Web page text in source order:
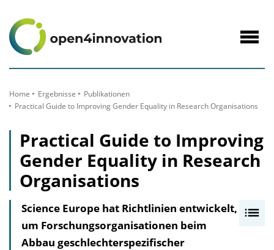
Inhalt
Home Ergebnisse
Publikationen
Practical Guide to Improving Gender Equality in Research Organisations
Practical Guide to Improving
Gender Equality in Research
Organisations
Science Europe hat Richtlinien entwickelt,
um Forschungsorganisationen beim
Abbau geschlechterspezifischer